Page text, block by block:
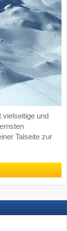
und
Talseite zur